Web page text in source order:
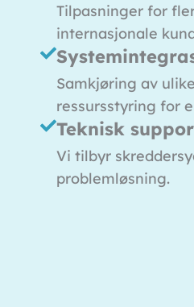
Tilpasninger for
internasjonale
Samkjøring av
ressursstyring for
Teknisk
Vi tilbyr
problemløsning.